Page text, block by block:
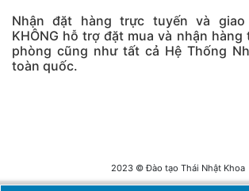
Nhận đặt hàng trực tuyến và
KHÔNG hỗ trợ đặt mua và nhận
phòng cũng như tất cả Hệ Thống
toàn quốc.
2023 © Đào tạo Thái Nhật Khoa